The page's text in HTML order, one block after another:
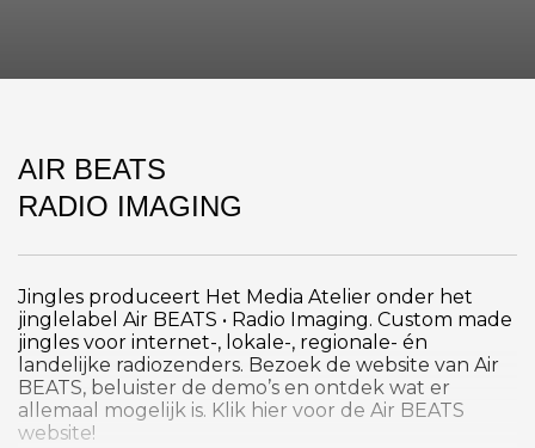
AIR BEATS
RADIO IMAGING
Jingles produceert Het Media Atelier onder het
jinglelabel Air BEATS • Radio Imaging. Custom made
jingles voor internet-, lokale-, regionale- én
landelijke radiozenders. Bezoek de website van Air
BEATS, beluister de demo’s en ontdek wat er
allemaal mogelijk is. Klik hier voor de Air BEATS
website!